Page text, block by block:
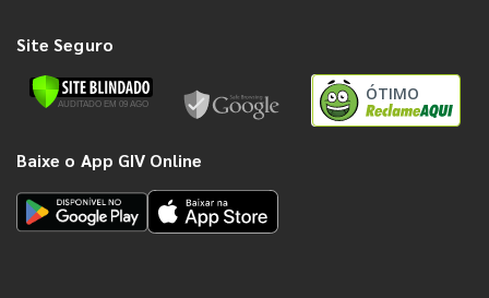
Site Seguro
ÓTIMO
Baixe o App GIV Online